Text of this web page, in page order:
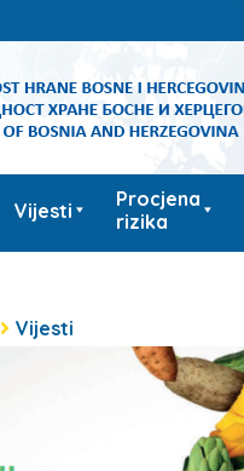
Vijesti
Procjena
rizika
Vijesti